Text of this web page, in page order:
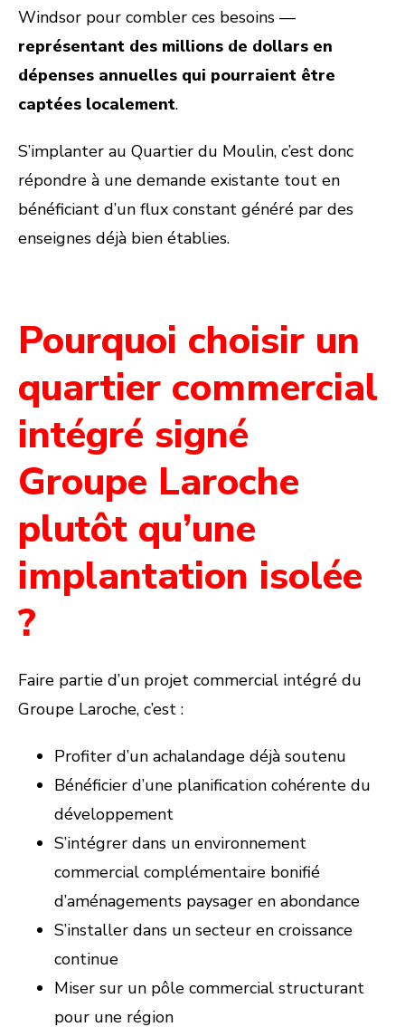
Windsor pour combler ces besoins —
représentant des millions de dollars en
dépenses annuelles qui pourraient être
captées localement.
S’implanter au Quartier du Moulin, c’est donc
répondre à une demande existante tout en
bénéficiant d’un flux constant généré par des
enseignes déjà bien établies.
Pourquoi choisir un
quartier commercial
intégré signé
Groupe Laroche
plutôt qu’une
implantation isolée
?
Faire partie d’un projet commercial intégré du
Groupe Laroche, c’est :
Profiter d’un achalandage déjà soutenu
Bénéficier d’une planification cohérente du
développement
S’intégrer dans un environnement
commercial complémentaire bonifié
d’aménagements paysager en abondance
S’installer dans un secteur en croissance
continue
Miser sur un pôle commercial structurant
pour une région